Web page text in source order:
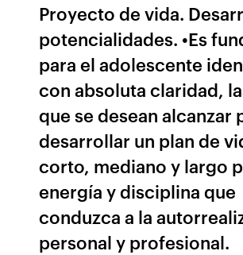
Proyecto de vida.
potencialidades. •Es
para el adolescente
con absoluta claridad,
que se desean alcanzar
desarrollar un plan de
corto, mediano y largo
energía y disciplina que
conduzca a la
personal y profesional.